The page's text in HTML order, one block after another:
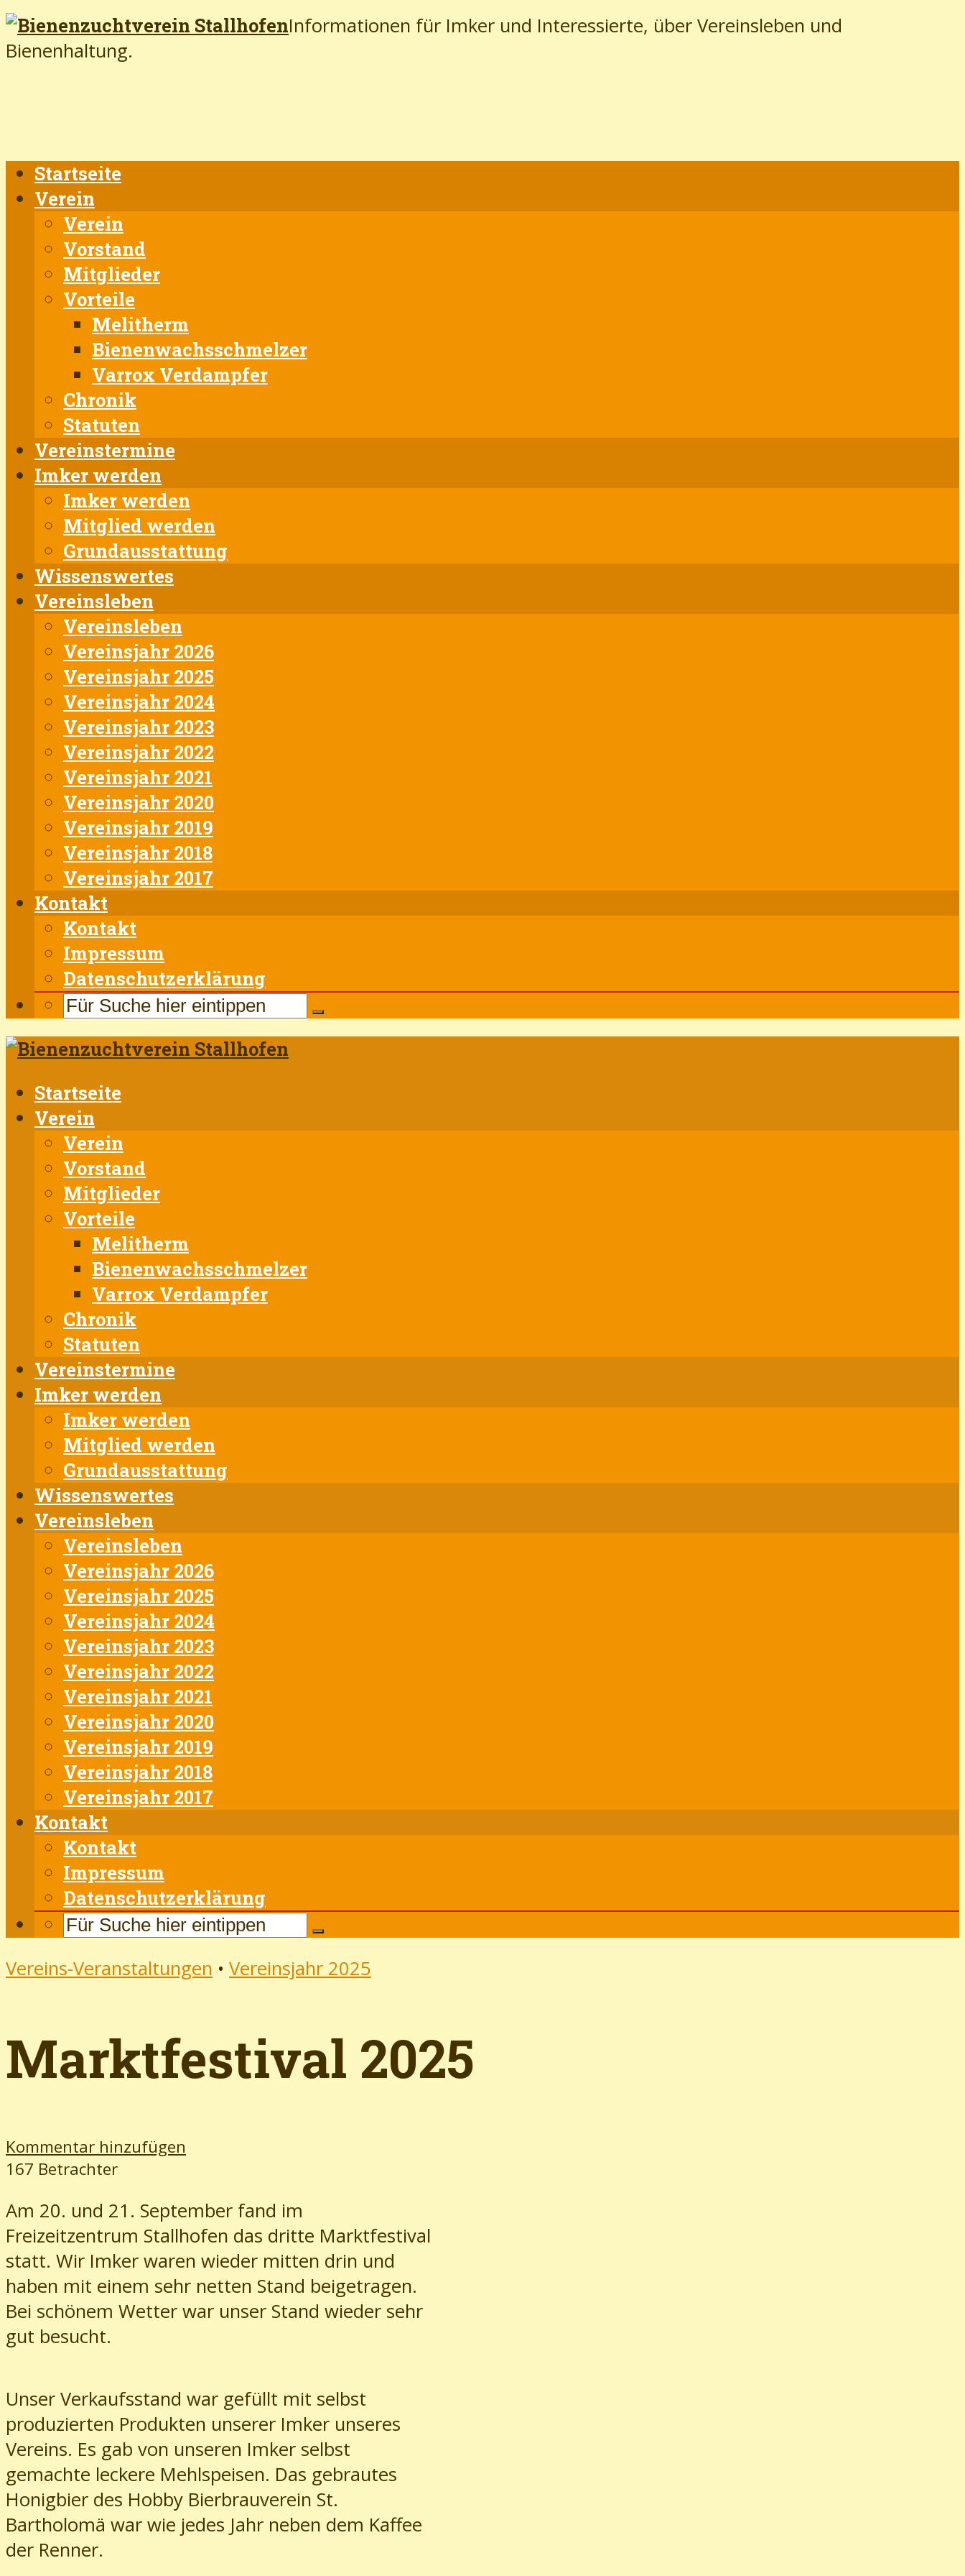
Informationen für Imker und Interessierte, über Vereinsleben und
Bienenhaltung.
Startseite
Verein
Verein
Vorstand
Mitglieder
Vorteile
Melitherm
Bienenwachsschmelzer
Varrox Verdampfer
Chronik
Statuten
Vereinstermine
Imker werden
Imker werden
Mitglied werden
Grundausstattung
Wissenswertes
Vereinsleben
Vereinsleben
Vereinsjahr 2026
Vereinsjahr 2025
Vereinsjahr 2024
Vereinsjahr 2023
Vereinsjahr 2022
Vereinsjahr 2021
Vereinsjahr 2020
Vereinsjahr 2019
Vereinsjahr 2018
Vereinsjahr 2017
Kontakt
Kontakt
Impressum
Datenschutzerklärung
Startseite
Verein
Verein
Vorstand
Mitglieder
Vorteile
Melitherm
Bienenwachsschmelzer
Varrox Verdampfer
Chronik
Statuten
Vereinstermine
Imker werden
Imker werden
Mitglied werden
Grundausstattung
Wissenswertes
Vereinsleben
Vereinsleben
Vereinsjahr 2026
Vereinsjahr 2025
Vereinsjahr 2024
Vereinsjahr 2023
Vereinsjahr 2022
Vereinsjahr 2021
Vereinsjahr 2020
Vereinsjahr 2019
Vereinsjahr 2018
Vereinsjahr 2017
Kontakt
Kontakt
Impressum
Datenschutzerklärung
Vereins-Veranstaltungen • Vereinsjahr 2025
Marktfestival 2025
Kommentar hinzufügen
167 Betrachter
Am 20. und 21. September fand im
Freizeitzentrum Stallhofen das dritte Marktfestival
statt. Wir Imker waren wieder mitten drin und
haben mit einem sehr netten Stand beigetragen.
Bei schönem Wetter war unser Stand wieder sehr
gut besucht.
Unser Verkaufsstand war gefüllt mit selbst
produzierten Produkten unserer Imker unseres
Vereins. Es gab von unseren Imker selbst
gemachte leckere Mehlspeisen. Das gebrautes
Honigbier des Hobby Bierbrauverein St.
Bartholomä war wie jedes Jahr neben dem Kaffee
der Renner.